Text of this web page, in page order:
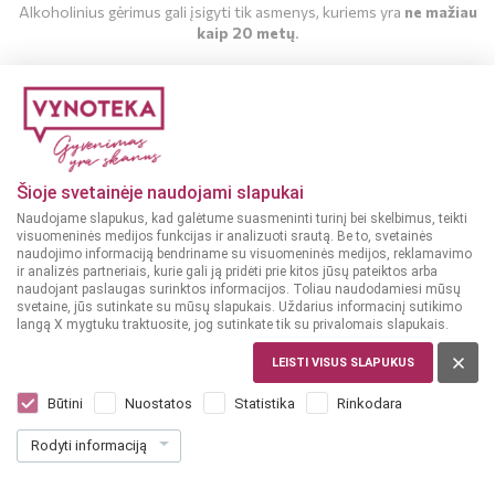
Šioje svetainėje naudojami slapukai
Naudojame slapukus, kad galėtume suasmeninti turinį bei skelbimus, teikti
visuomeninės medijos funkcijas ir analizuoti srautą. Be to, svetainės
naudojimo informaciją bendriname su visuomeninės medijos, reklamavimo
ir analizės partneriais, kurie gali ją pridėti prie kitos jūsų pateiktos arba
naudojant paslaugas surinktos informacijos. Toliau naudodamiesi mūsų
svetaine, jūs sutinkate su mūsų slapukais. Uždarius informacinį sutikimo
langą X mygtuku traktuosite, jog sutinkate tik su privalomais slapukais.
LEISTI VISUS SLAPUKUS
Būtini Nuostatos Statistika Rinkodara
Rodyti informaciją
Alkoholinius gėrimus gali įsigyti tik asmenys, kuriems yra ne mažiau
kaip 20 metų.
Philippe Deval Crémant de Loire Rose
Brut 0,75 L
Dar nėra balsų, galite įvertinti